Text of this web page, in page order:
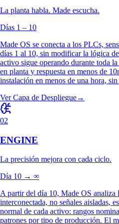
01
DESPLIEGUE
La planta habla. Made escucha.
Días 1 – 10
Made OS se conecta a los PLCs,
días 1 al 10, sin modificar la lógica
activo sigue operando durante toda
en planta y respuesta en menos de
instalación en menos de una hora, sin
Ver Capa de Despliegue
02
ENGINE
La precisión mejora con cada ciclo.
Día 10 → ∞